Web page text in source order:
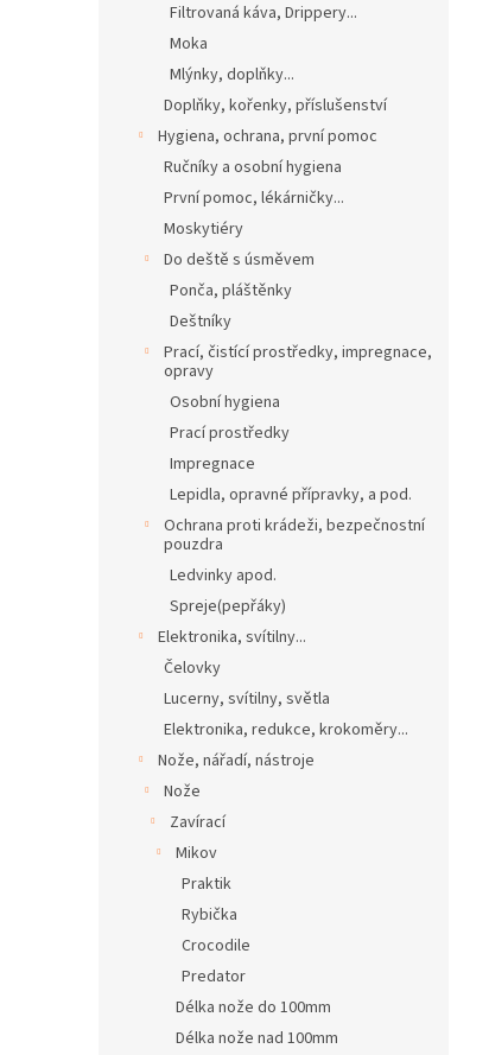
Filtrovaná káva, Drippery...
Moka
Mlýnky, doplňky...
Doplňky, kořenky, příslušenství
Hygiena, ochrana, první pomoc
Ručníky a osobní hygiena
První pomoc, lékárničky...
Moskytiéry
Do deště s úsměvem
Ponča, pláštěnky
Deštníky
Prací, čistící prostředky, impregnace,
opravy
Osobní hygiena
Prací prostředky
Impregnace
Lepidla, opravné přípravky, a pod.
Ochrana proti krádeži, bezpečnostní
pouzdra
Ledvinky apod.
Spreje(pepřáky)
Elektronika, svítilny...
Čelovky
Lucerny, svítilny, světla
Elektronika, redukce, krokoměry...
Nože, nářadí, nástroje
Nože
Zavírací
Mikov
Praktik
Rybička
Crocodile
Predator
Délka nože do 100mm
Délka nože nad 100mm